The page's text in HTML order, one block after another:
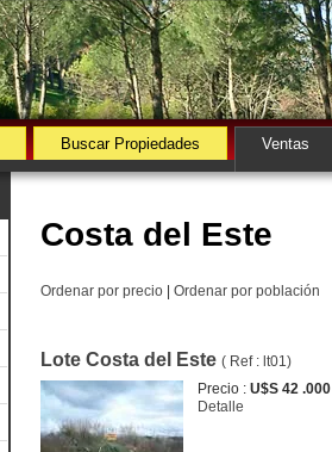
Buscar Propiedades Ventas
Costa del Este
Ordenar por precio Ordenar por población
Lote Costa del Este ( Ref : lt01)
Precio : U$S 42 .000
Detalle